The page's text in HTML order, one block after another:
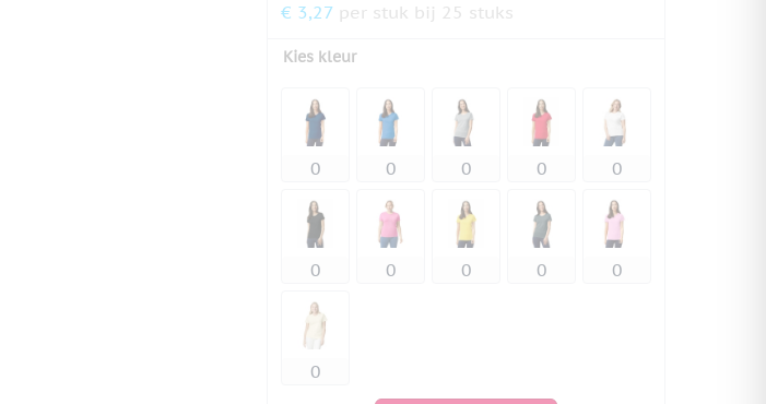
€ 3,27 per stuk bij 25 stuks
Kies kleur